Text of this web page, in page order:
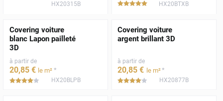
HX20315B *****HX20BTXB
Covering voiture
blanc Lapon pailleté
3D
à partir de
20,85 € le m² *
***** HX20BLPB
Covering voiture
argent brillant 3D
à partir de
20,85 € le m²*
***** HX20877B